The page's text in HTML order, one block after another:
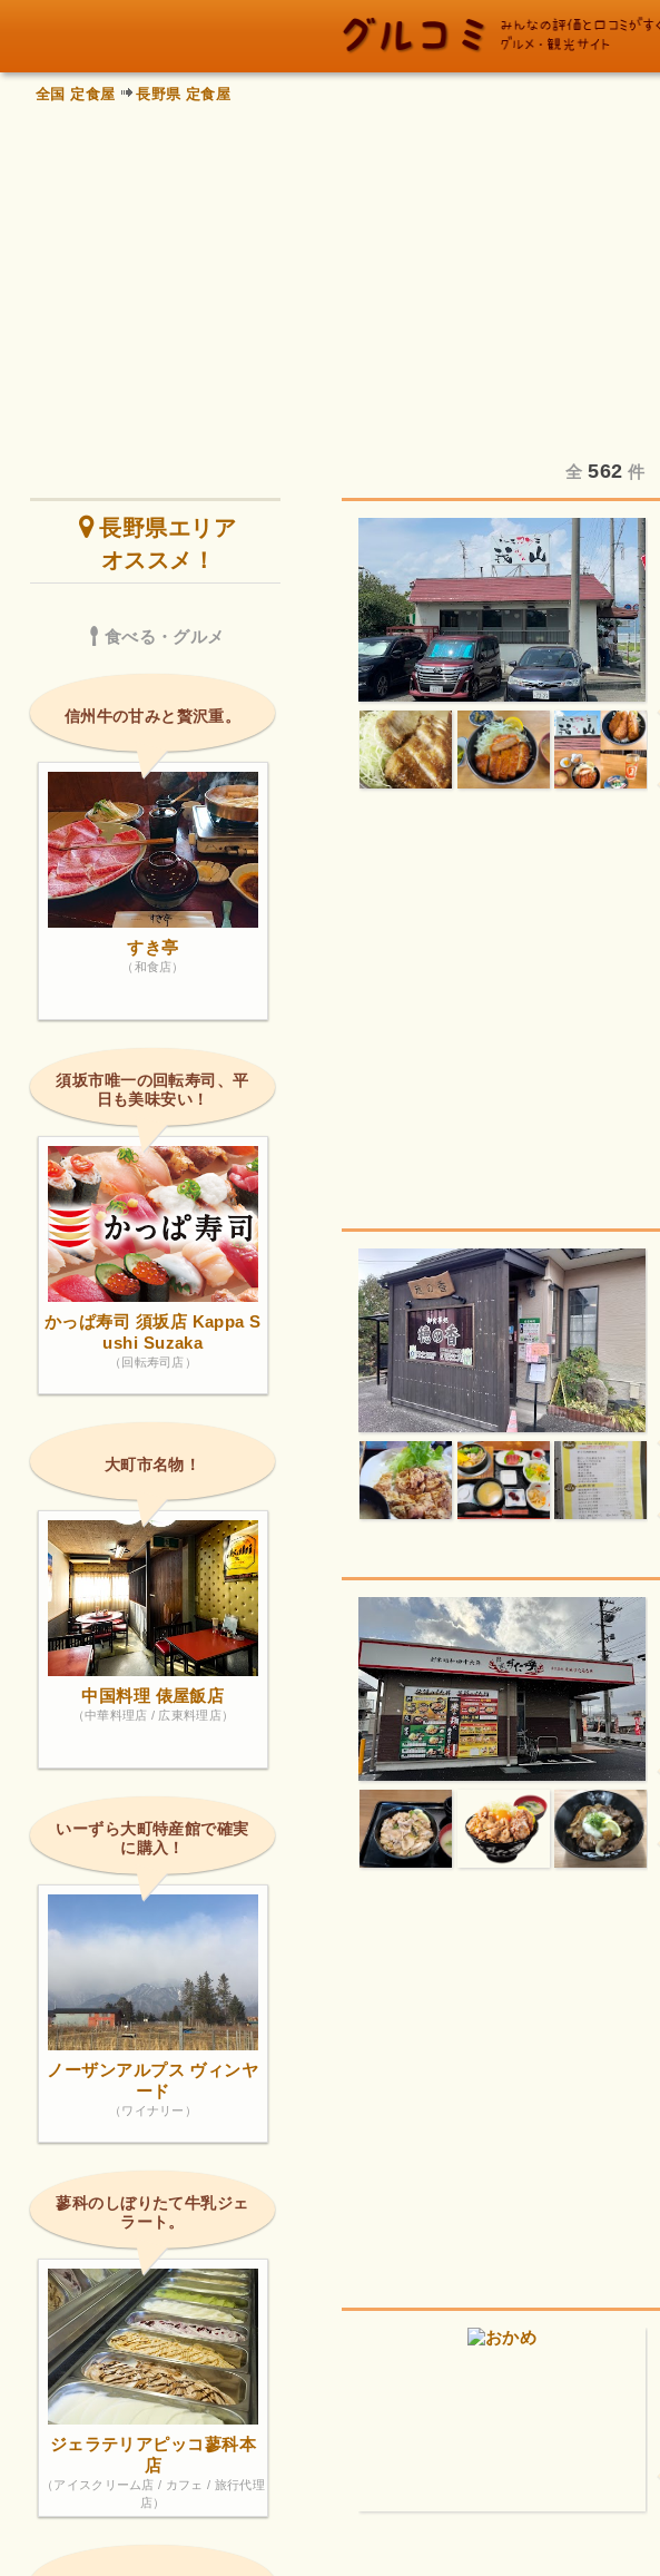
全国 定食屋 長野県 定食屋
全562 件
長野県エリア
オススメ！
食べる・グルメ
信州牛の甘みと贅沢重。
すき亭
（和食店）
須坂市唯一の回転寿司、平
日も美味安い！
かっぱ寿司 須坂店 Kappa S
ushi Suzaka
（回転寿司店）
大町市名物！
中国料理 俵屋飯店
（中華料理店 / 広東料理店）
いーずら大町特産館で確実
に購入！
ノーザンアルプス ヴィンヤ
ード
（ワイナリー）
蓼科のしぼりたて牛乳ジェ
ラート。
ジェラテリアピッコ蓼科本
店
（アイスクリーム店 / カフェ / 旅行代理
店）